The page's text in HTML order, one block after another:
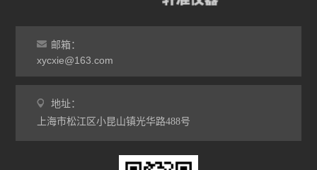
邮箱：
xycxie@163.com
地址：
上海市松江区小昆山镇光华路488号